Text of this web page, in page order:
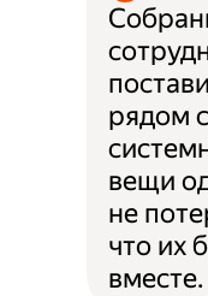
рядом
вещи
не
что их
вместе.